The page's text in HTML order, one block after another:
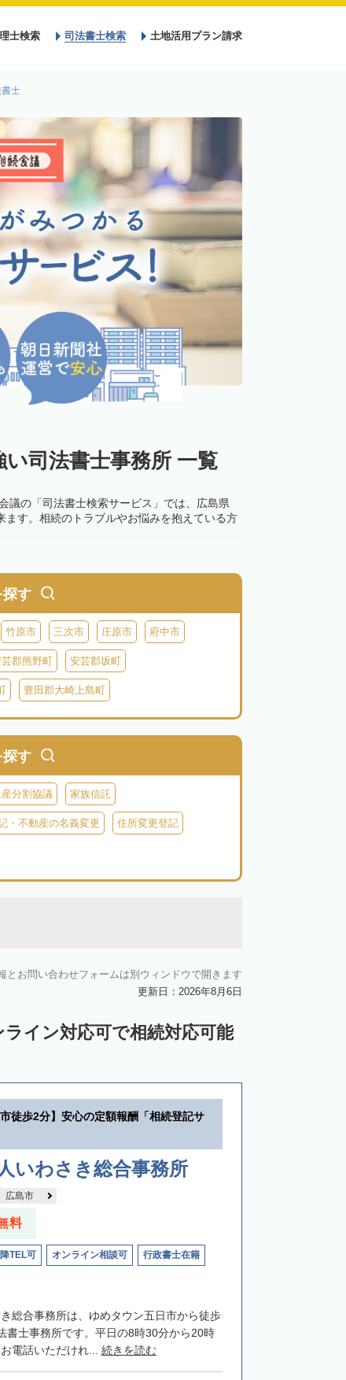
士検索 司法書士検索 土地活用プラン請求
士
司法書士事務所 一覧
議の「司法書士検索サービス」では、広島県
す。相続のトラブルやお悩みを抱えている方
す
竹原市 三次市 庄原市 府中市
郡熊野町 安芸郡坂町
豊田郡大崎上島町
す
分割協議 家族信託
・不動産の名義変更 住所変更登記
とお問い合わせフォームは別ウィンドウで開きます
更新日：2026年8月6日
イン対応可で相続対応可能
市徒歩2分】安心の定額報酬「相続登記サ
いわさき総合事務所
広島市
料
TEL可 オンライン相談可 行政書士在籍
総合事務所は、ゆめタウン五日市から徒歩
書士事務所です。平日の8時30分から20時
電話いただけれ... 続きを読む